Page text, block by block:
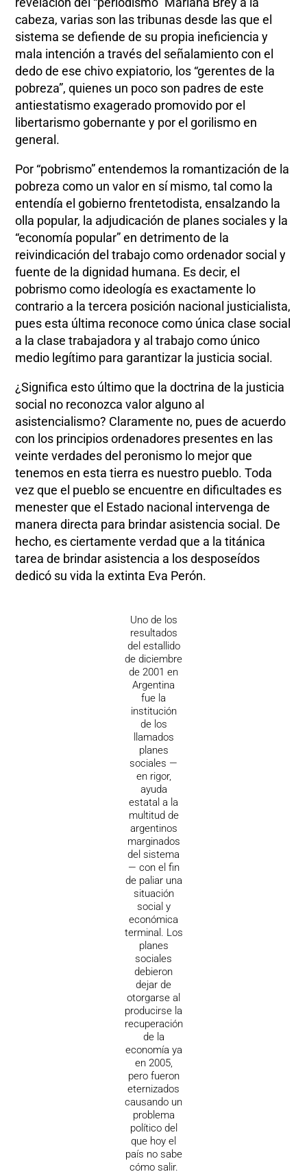
cabeza, varias son las tribunas desde las que el
sistema se defiende de su propia ineficiencia y
mala intención a través del señalamiento con el
dedo de ese chivo expiatorio, los “gerentes de la
pobreza”, quienes un poco son padres de este
antiestatismo exagerado promovido por el
libertarismo gobernante y por el gorilismo en
general.
Por “pobrismo” entendemos la romantización de la
pobreza como un valor en sí mismo, tal como la
entendía el gobierno frentetodista, ensalzando la
olla popular, la adjudicación de planes sociales y la
“economía popular” en detrimento de la
reivindicación del trabajo como ordenador social y
fuente de la dignidad humana. Es decir, el
pobrismo como ideología es exactamente lo
contrario a la tercera posición nacional justicialista,
pues esta última reconoce como única clase social
a la clase trabajadora y al trabajo como único
medio legítimo para garantizar la justicia social.
¿Significa esto último que la doctrina de la justicia
social no reconozca valor alguno al
asistencialismo? Claramente no, pues de acuerdo
con los principios ordenadores presentes en las
veinte verdades del peronismo lo mejor que
tenemos en esta tierra es nuestro pueblo. Toda
vez que el pueblo se encuentre en dificultades es
menester que el Estado nacional intervenga de
manera directa para brindar asistencia social. De
hecho, es ciertamente verdad que a la titánica
tarea de brindar asistencia a los desposeídos
dedicó su vida la extinta Eva Perón.
Uno de los
resultados
del estallido
de diciembre
de 2001 en
Argentina
fue la
institución
de los
llamados
planes
sociales —
en rigor,
ayuda
estatal a la
multitud de
argentinos
marginados
del sistema
— con el fin
de paliar una
situación
social y
económica
terminal. Los
planes
sociales
debieron
dejar de
otorgarse al
producirse la
recuperación
de la
economía ya
en 2005,
pero fueron
eternizados
causando un
problema
político del
que hoy el
país no sabe
cómo salir.